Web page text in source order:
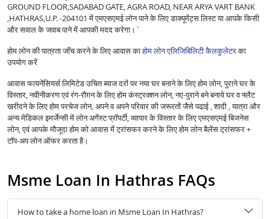
GROUND FLOOR,SADABAD GATE, AGRA ROAD, NEAR ARYA VART BANK
,HATHRAS,U.P. -204101 में एमएसएमई लोन पाने के लिए डाक्यूमेंट्स लिस्ट या आपके किसी
और सवाल के जवाब पाने में आपकी मदद करेगा।`
होम लोन की पात्रता जाँच करने के लिए आवास काहोम लोन एलिजिबिलिटी कैलकुलेटरका
उपयोग करें
आवास फायनेंसियर्स लिमिटेड उचित ब्याज दरों पर नया घर बनाने के लिए होम लोन, पुराने घर के
विस्तार, नवीनीकरण एवं रंग-रौग़न के लिए होम कंस्ट्रक्शन लोन, नए-पुराने बने बनाये घर व फ्लैट
खरीदने के लिए होम परचेज लोन, अपने व अपने परिवार की जरूरतों जैसे पढाई , शादी , यात्रा और
अन्य मेडिकल इमर्जेन्सी में लोन अगेंस्ट प्रॉपर्टी, व्यापार के विस्तार के लिए एमएसएमई बिजनेस
लोन, एवं आपके मौजूदा होम को आवास में ट्रांसफर करने के लिए होम लोन बैलेंस ट्रांसफर +
टॉप-अप लोन ऑफर करता है।
Msme Loan In Hathras FAQs
How to take a home loan in Msme Loan In Hathras?